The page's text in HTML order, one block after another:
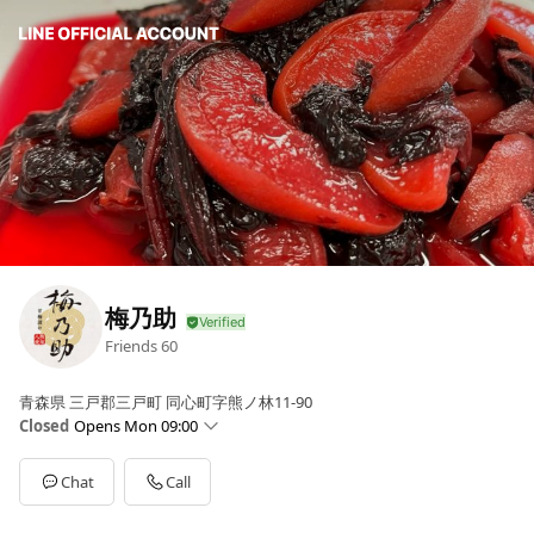
梅乃助
Friends60
青森県 三戸郡三戸町 同心町字熊ノ林11-90
Closed Opens Mon 09:00
SunClosed
Mon09:00 - 17:00
Tue
09:00 - 17:00
Chat Call